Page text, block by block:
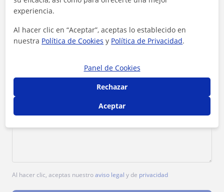
1ª clase gratis
Al hacer clic, aceptas nuestroaviso legal y de privacidad
experiencia.
Al hacer clic en “Aceptar”, aceptas lo establecido en
nuestra Política de Cookies y Política de Privacidad.
Panel de Cookies
Rechazar
Aceptar